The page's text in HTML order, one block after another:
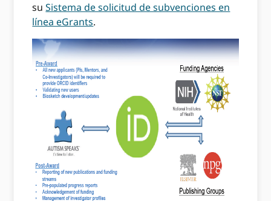
suSistema de solicitud de subvenciones en
línea eGrants.